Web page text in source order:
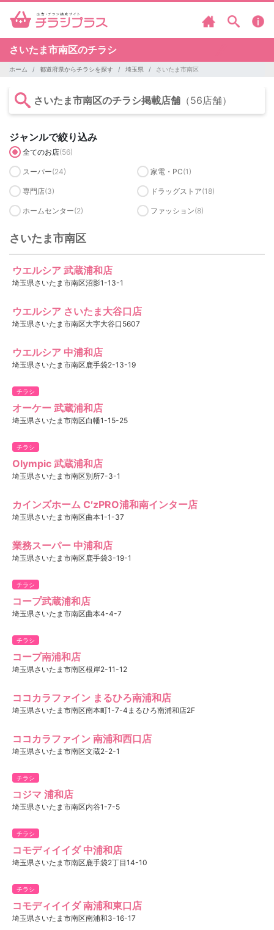
さいたま市南区のチラシ
ホーム 都道府県からチラシを探す 埼玉県 さいたま市南区
さいたま市南区のチラシ掲載店舗 （56店舗）
ジャンルで絞り込み
全てのお店(56)
スーパー(24) 家電・PC(1)
専門店(3) ドラッグストア(18)
ホームセンター(2) ファッション(8)
さいたま市南区
ウエルシア 武蔵浦和店
埼玉県さいたま市南区沼影1-13-1
ウエルシア さいたま大谷口店
埼玉県さいたま市南区大字大谷口5607
ウエルシア 中浦和店
埼玉県さいたま市南区鹿手袋2-13-19
チラシ
オーケー 武蔵浦和店
埼玉県さいたま市南区白幡1-15-25
チラシ
Olympic 武蔵浦和店
埼玉県さいたま市南区別所7-3-1
カインズホーム C′zPRO浦和南インター店
埼玉県さいたま市南区曲本1-1-37
業務スーパー 中浦和店
埼玉県さいたま市南区鹿手袋3-19-1
チラシ
コープ武蔵浦和店
埼玉県さいたま市南区曲本4-4-7
チラシ
コープ南浦和店
埼玉県さいたま市南区根岸2-11-12
ココカラファイン まるひろ南浦和店
埼玉県さいたま市南区南本町1-7-4まるひろ南浦和店2F
ココカラファイン 南浦和西口店
埼玉県さいたま市南区文蔵2-2-1
チラシ
コジマ 浦和店
埼玉県さいたま市南区内谷1-7-5
チラシ
コモディイイダ 中浦和店
埼玉県さいたま市南区鹿手袋2丁目14-10
チラシ
コモディイイダ 南浦和東口店
埼玉県さいたま市南区南浦和3-16-17